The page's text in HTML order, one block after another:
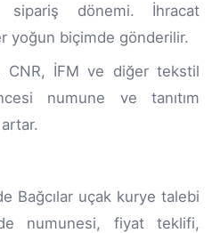
dönemi. İhracat
yoğun biçimde gönderilir.
CNR, İFM ve diğer tekstil
numune ve tanıtım
Bağcılar uçak kurye talebi
numunesi, fiyat teklifi,